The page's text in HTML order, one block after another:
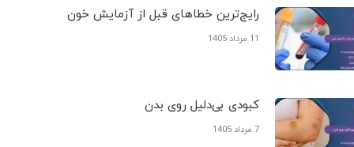
رایج‌ترین خطاهای قبل از آزمایش خون
11 مرداد 1405
کبودی‌ بی‌دلیل روی بدن
7 مرداد 1405